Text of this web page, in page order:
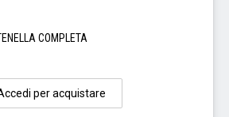
COMPLETA
per acquistare